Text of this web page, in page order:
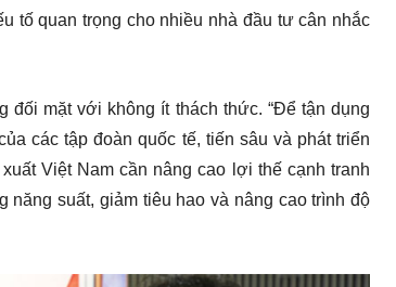
tố quan trọng cho nhiều nhà đầu tư cân nhắc
đối mặt với không ít thách thức. “Để tận dụng
các tập đoàn quốc tế, tiến sâu và phát triển
Việt Nam cần nâng cao lợi thế cạnh tranh
năng suất, giảm tiêu hao và nâng cao trình độ